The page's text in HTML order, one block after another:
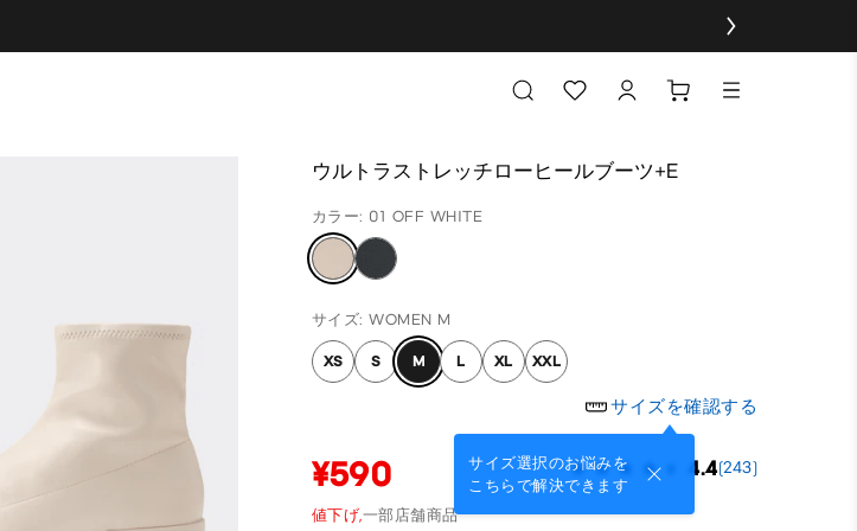
ウルトラストレッチローヒールブーツ+E
カラー: 01 OFF WHITE
サイズ: WOMEN M
XS S M L XL XXL
サイズを確認する
サイズ選択のお悩みを
こちらで解決できます
¥590 4.4(243)
値下げ,一部店舗商品